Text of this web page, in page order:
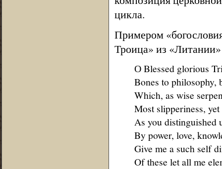
цикла.
Примером
Троица» из
О Blessed glorious
Bones to philosophy,
Which, as wise
Most slipperiness,
As you distinguished
By power, love,
Give me a such self
Of these let all me